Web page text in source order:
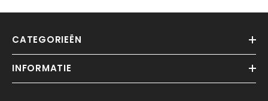
CATEGORIEËN
INFORMATIE